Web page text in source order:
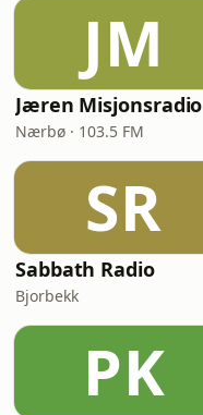
JM
Jæren Misjonsradio
Nærbø · 103.5 FM
SR
Sabbath Radio
Bjorbekk
PK